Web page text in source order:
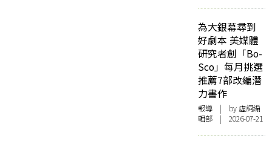
為大銀幕尋到
好劇本 美媒體
研究者創「Bo-
Sco」每月挑選
推薦7部改編潛
力書作
報導 | by 虛詞編
輯部 | 2026-07-21